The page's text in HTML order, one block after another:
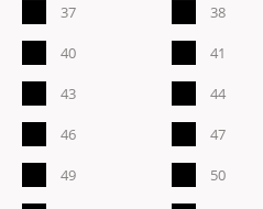
37 38
40 41
43 44
46 47
49 50